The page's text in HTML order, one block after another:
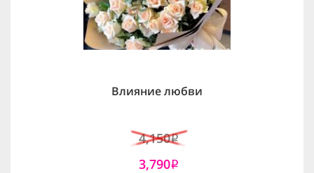
Влияние любви
4,150i
3,790i